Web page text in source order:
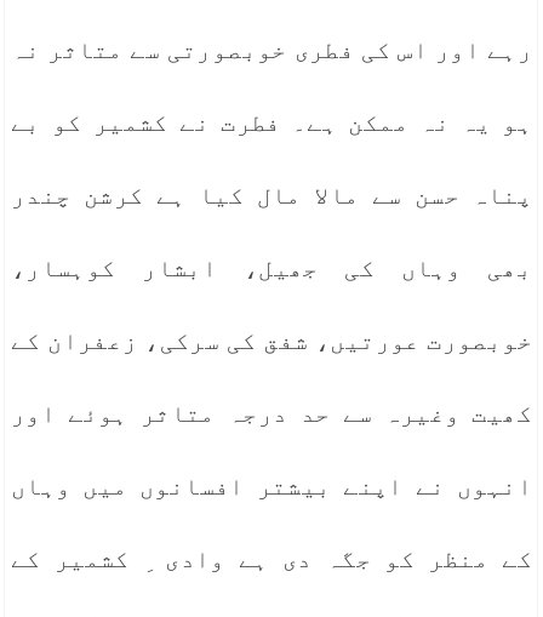
رہے اور اس کی فطری خوبصورتی سے متاثر نہ
ہو یہ نہ ممکن ہے۔ فطرت نے کشمیر کو بے
پناہ حسن سے مالا مال کیا ہے کرشن چندر
بھی وہاں کی جھیل، ابشار کوہسار،
خوبصورت عورتیں، شفق کی سرکی، زعفران کے
کھیت وغیرہ سے حد درجہ متاثر ہوئے اور
انہوں نے اپنے بیشتر افسانوں میں وہاں
کے منظر کو جگہ دی ہے وادی ِ کشمیر کے